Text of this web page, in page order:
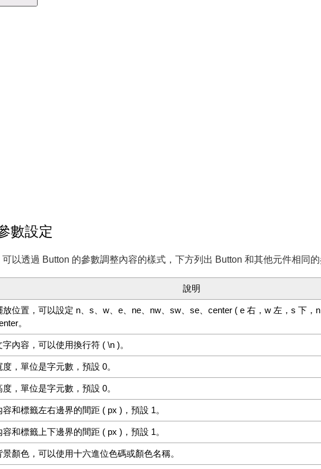
數設定
以透過 Button 的參數調整內容的樣式，下方列出 Button 和其他元件相同的
說明
放位置，可以設定 n、s、w、e、ne、nw、sw、se、center ( e 右，w 左，s 下，
。
字內容，可以使用換行符 ( \n )。
度，單位是字元數，預設 0。
度，單位是字元數，預設 0。
容和標籤左右邊界的間距 ( px )，預設 1。
容和標籤上下邊界的間距 ( px )，預設 1。
景顏色，可以使用十六進位色碼或顏色名稱。